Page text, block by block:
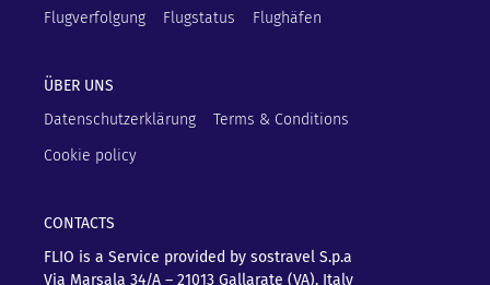
Flugverfolgung
Flugstatus Flughäfen
ÜBER UNS
Datenschutzerklärung
Terms & Conditions
Cookie policy
CONTACTS
FLIO is a Service provided by sostravel S.p.a
Via Marsala 34/A – 21013 Gallarate (VA), Italy